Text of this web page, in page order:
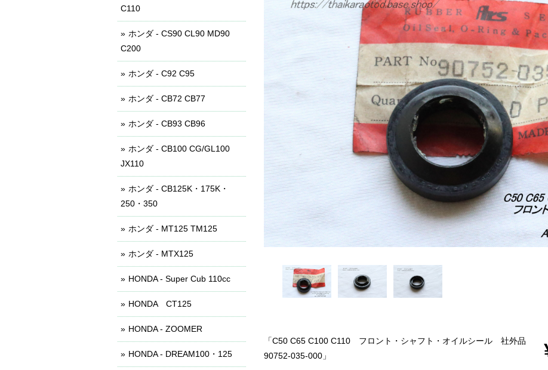
「C50 C65 C100 C110 フロント・シャフト・オイルシール 社外品
90752-035-000」
C110
ホンダ - CS90 CL90 MD90
C200
ホンダ - C92 C95
ホンダ - CB72 CB77
ホンダ - CB93 CB96
ホンダ - CB100 CG/GL100
JX110
ホンダ - CB125K・175K・
250・350
ホンダ - MT125 TM125
ホンダ - MTX125
HONDA - Super Cub 110cc
HONDA CT125
HONDA - ZOOMER
HONDA - DREAM100・125